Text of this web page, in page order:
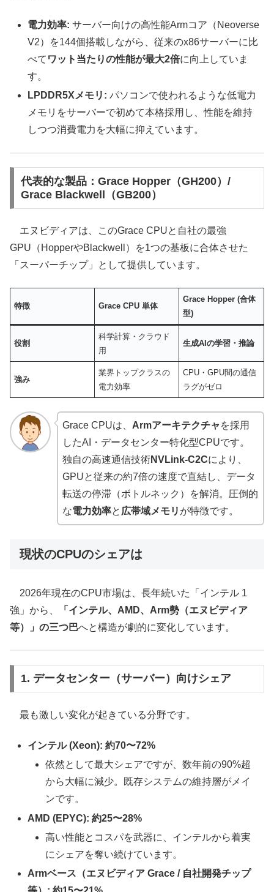
電力効率: サーバー向けの高性能Armコア（Neoverse
V2）を144個搭載しながら、従来のx86サーバーに比
べて ワット当たりの性能が最大2倍に向上していま
す。
LPDDR5Xメモリ: パソコンで使われるような低電力
メモリをサーバーで初めて本格採用し、性能を維持
しつつ消費電力を大幅に抑えています。
代表的な製品：Grace Hopper（GH200）/
Grace Blackwell（GB200）
エヌビディアは、このGrace CPUと自社の最強
GPU（HopperやBlackwell）を1つの基板に合体させた
「スーパーチップ」として提供しています。
特徴 Grace CPU 単体
Grace Hopper (合体
型)
役割
科学計算・クラウド
用
生成AIの学習・推論
強み
業界トップクラスの
電力効率
CPU・GPU間の通信
ラグがゼロ
Grace CPUは、 Armアーキテクチャ を採用
したAI・データセンター特化型CPUです。
独自の高速通信技術NVLink-C2Cにより、
GPUと従来の約7倍の速度で直結し、データ
転送の停滞（ボトルネック）を解消。圧倒的
な電力効率と 広帯域メモリ が特徴です。
現状のCPUのシェアは
2026年現在のCPU市場は、長年続いた「インテル 1
強」から、
「インテル、AMD、Arm勢（エヌビディア
等）」の三つ巴へと構造が劇的に変化しています。
1. データセンター（サーバー）向けシェア
最も激しい変化が起きている分野です。
インテル (Xeon): 約70〜72%
依然として最大シェアですが、数年前の90%超
から大幅に減少。既存システムの維持層がメイ
ンです。
AMD (EPYC): 約25〜28%
高い性能とコスパを武器に、インテルから着実
にシェアを奪い続けています。
Armベース（エヌビディア Grace / 自社開発チップ